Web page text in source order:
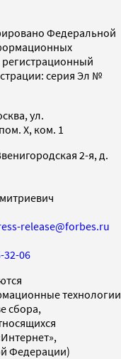
Федеральной
серия Эл №
ул.
X, ком. 1
2-я, д.
release@forbes.ru
32-06
технологии
сбора,
Федерации)